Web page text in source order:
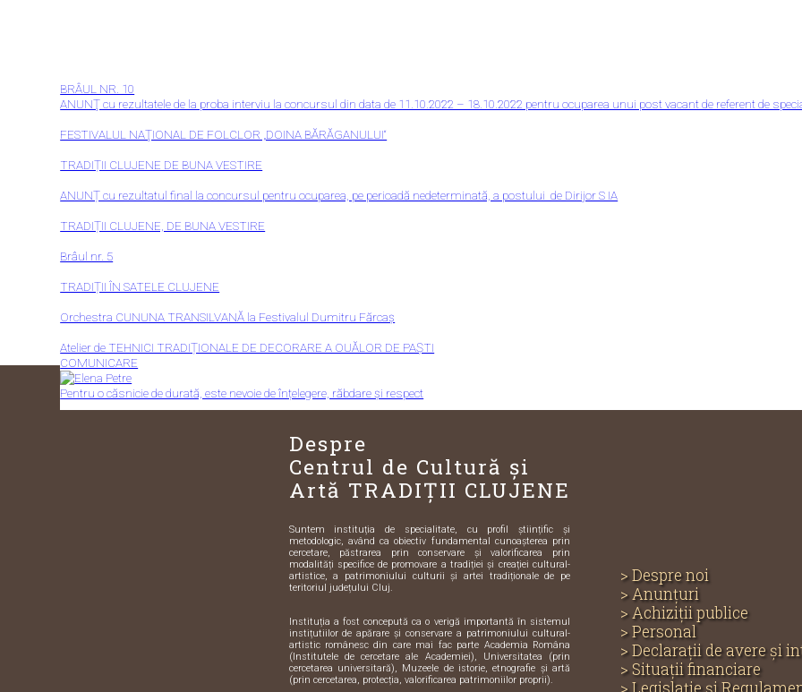
BRÂUL NR. 10
ANUNŢ cu rezultatele de la proba interviu la concursul din data de 11.10.2022 – 18.10.2022 pentru ocuparea unui post vacant de referent de
FESTIVALUL NAŢIONAL DE FOLCLOR „DOINA BĂRĂGANULUI“
TRADIȚII CLUJENE DE BUNA VESTIRE
ANUNȚ cu rezultatul final la concursul pentru ocuparea, pe perioadă nedeterminată, a postului de Dirijor S IA
TRADIȚII CLUJENE, DE BUNA VESTIRE
Brâul nr. 5
TRADIȚII ÎN SATELE CLUJENE
Orchestra CUNUNA TRANSILVANĂ la Festivalul Dumitru Fărcaș
Atelier de TEHNICI TRADIȚIONALE DE DECORARE A OUĂLOR DE PAȘTI
COMUNICARE
Pentru o căsnicie de durată, este nevoie de înțelegere, răbdare și respect
Despre
Centrul de Cultură și
Artă TRADIȚII CLUJENE
Suntem instituția de specialitate, cu profil științific și
metodologic, având ca obiectiv fundamental cunoașterea prin
cercetare, păstrarea prin conservare și valorificarea prin
modalități specifice de promovare a tradiției și creației cultural-
artistice, a patrimoniului culturii și artei tradiționale de pe
teritoriul județului Cluj.
Instituția a fost concepută ca o verigă importantă în sistemul
instițutiilor de apărare și conservare a patrimoniului cultural-
artistic românesc din care mai fac parte Academia Româna
(Institutele de cercetare ale Academiei), Universitatea (prin
cercetarea universitară), Muzeele de istorie, etnografie și artă
(prin cercetarea, protecția, valorificarea patrimoniilor proprii).
> Despre noi
> Anunțuri
> Achiziții publice
> Personal
> Declarații de avere și
> Situații financiare